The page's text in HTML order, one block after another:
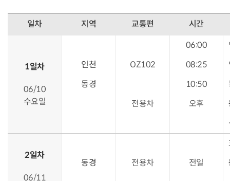
일차 지역 교통편 시간
1일차
06/10
수요일
06:00
인천
OZ102 08:25
동경
10:50
전용차
오후
2일차
06/11
동경
전용차 전일